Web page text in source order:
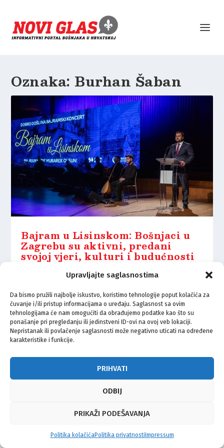
Upravljajte saglasnostima
Da bismo pružili najbolje iskustvo, koristimo tehnologije poput kolačića za
čuvanje i/ili pristup informacijama o uređaju. Saglasnost sa ovim
tehnologijama će nam omogućiti da obrađujemo podatke kao što su
ponašanje pri pregledanju ili jedinstveni ID-ovi na ovoj veb lokaciji.
Nepristanak ili povlačenje saglasnosti može negativno uticati na određene
karakteristike i funkcije.
PRIHVATI
ODBIJ
PRIKAŽI PODEŠAVANJA
Politika kolačićaPolitika privatnosti Impressum
Oznaka: Burhan Šaban
Bajram u Lisinskom: Bošnjaci u
Zagrebu su aktivni, predani
svojoj vjeri, kulturi i budućnosti
© Vijeće bošnjačke nacionalne manjine Grada Zagreba 2026